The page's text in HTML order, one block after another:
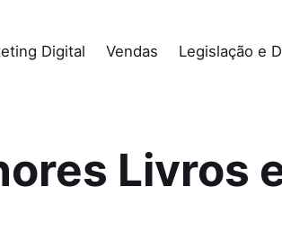
Digital Vendas Legislação e
Livros